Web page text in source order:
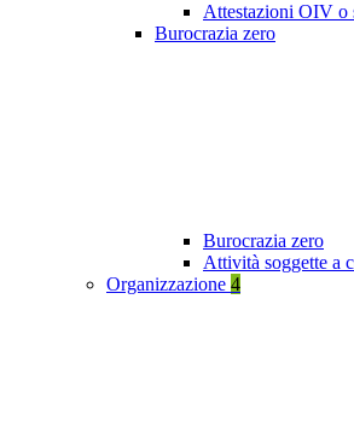
Attestazioni OIV o
Burocrazia zero
Burocrazia zero
Attività soggette a
Organizzazione 4